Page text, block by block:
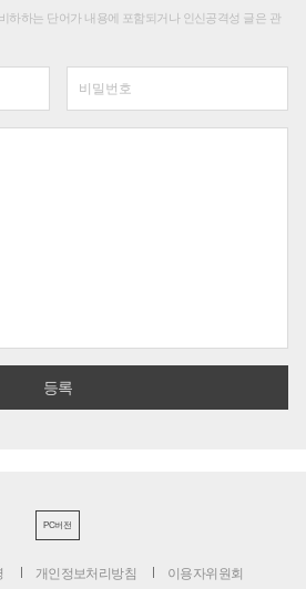
하하는 단어가 내용에 포함되거나 인신공격성 글은 관
PC버전
개인정보처리방침 이용자위원회